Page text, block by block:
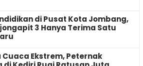
di Pusat Kota Jombang,
3 Hanya Terima Satu
Cuaca Ekstrem, Peternak